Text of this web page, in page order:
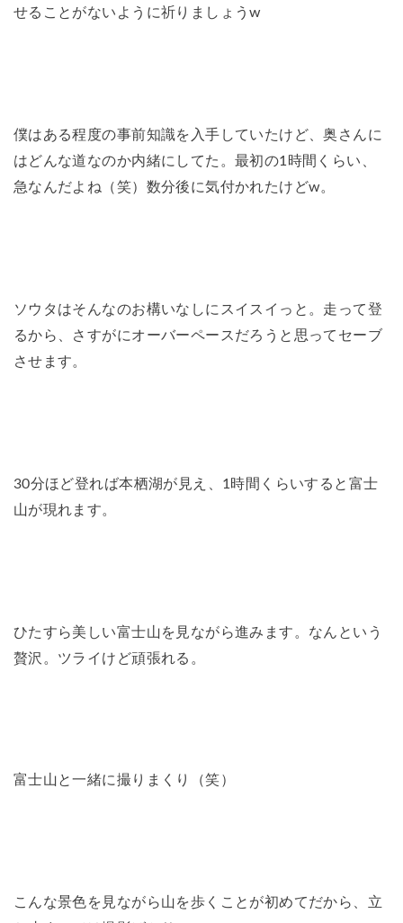
せることがないように祈りましょうw
僕はある程度の事前知識を入手していたけど、奥さんに
はどんな道なのか内緒にしてた。最初の1時間くらい、
急なんだよね（笑）数分後に気付かれたけどw。
ソウタはそんなのお構いなしにスイスイっと。走って登
るから、さすがにオーバーペースだろうと思ってセーブ
させます。
30分ほど登れば本栖湖が見え、1時間くらいすると富士
山が現れます。
ひたすら美しい富士山を見ながら進みます。なんという
贅沢。ツライけど頑張れる。
富士山と一緒に撮りまくり（笑）
こんな景色を見ながら山を歩くことが初めてだから、立